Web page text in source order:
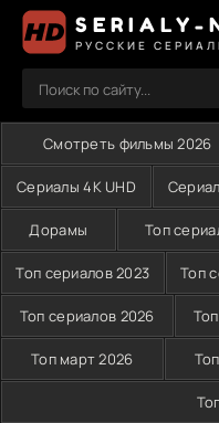
SERIALY-
Смотреть фильмы 2026
Сериалы 4K UHD
Дорамы Топ
Топ сериалов 2023 Топ
Топ сериалов 2026
Топ март 2026